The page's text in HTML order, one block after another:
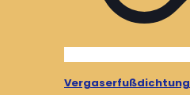
Vergaserfußdichtung